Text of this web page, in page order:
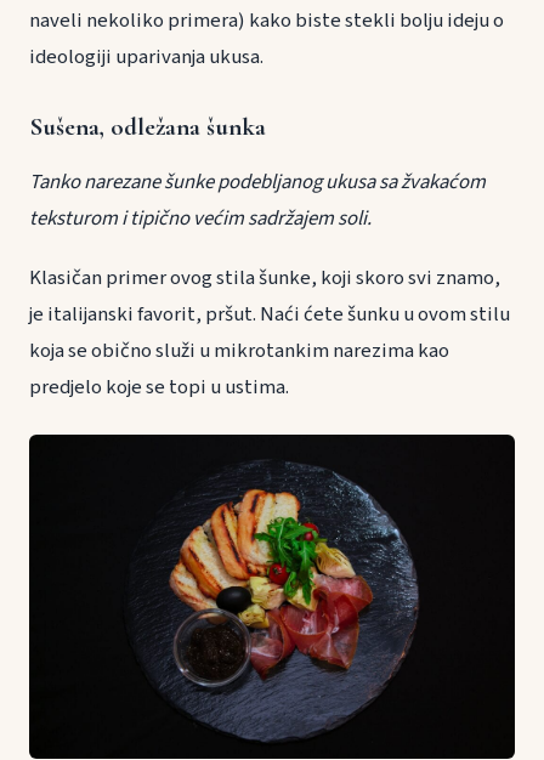
naveli nekoliko primera) kako biste stekli bolju ideju o
ideologiji uparivanja ukusa.
Sušena, odležana šunka
Tanko narezane šunke podebljanog ukusa sa žvakaćom
teksturom i tipično većim sadržajem soli.
Klasičan primer ovog stila šunke, koji skoro svi znamo,
je italijanski favorit, pršut. Naći ćete šunku u ovom stilu
koja se obično služi u mikrotankim narezima kao
predjelo koje se topi u ustima.